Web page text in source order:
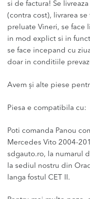
si de factura! Se
(contra cost), livrarea
preluate Vineri, se face
in mod explict si in
se face incepand cu
doar in conditiile
Avem și alte piese
Piesa e compatibila cu:
Poti comanda Panou
Mercedes Vito 2004-
sdgauto.ro, la numarul
la sediul nostru din
langa fostul CET II.